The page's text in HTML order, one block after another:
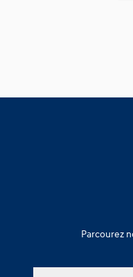
Parcourez